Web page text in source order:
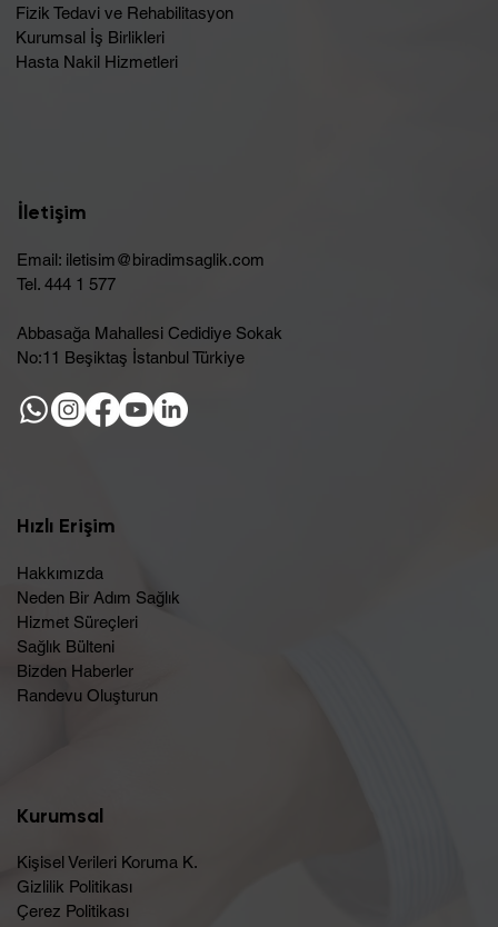
Fizik Tedavi ve Rehabilitasyon
Kurumsal İş Birlikleri
Hasta Nakil Hizmetleri
İletişim
Email: iletisim@biradimsaglik.com
Tel. 444 1 577
Abbasağa Mahallesi Cedidiye Sokak
No:11 Beşiktaş İstanbul Türkiye
Hızlı Erişim
Hakkımızda
Neden Bir Adım Sağlık
Hizmet Süreçleri
Sağlık Bülteni
Bizden Haberler
Randevu Oluşturun​
Kurumsal
Kişisel Verileri Koruma K.
Gizlilik Politikası
Çerez Politikası